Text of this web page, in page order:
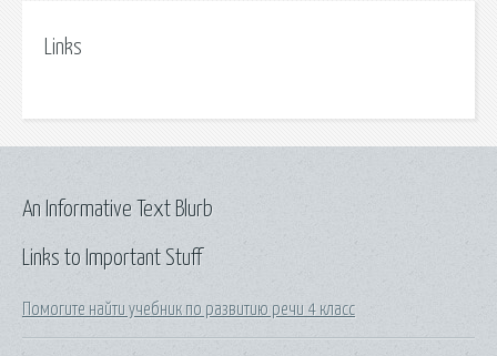
Links
Links to Important Stuff
Помогите найти учебник по развитию речи 4 класс
An Informative Text Blurb